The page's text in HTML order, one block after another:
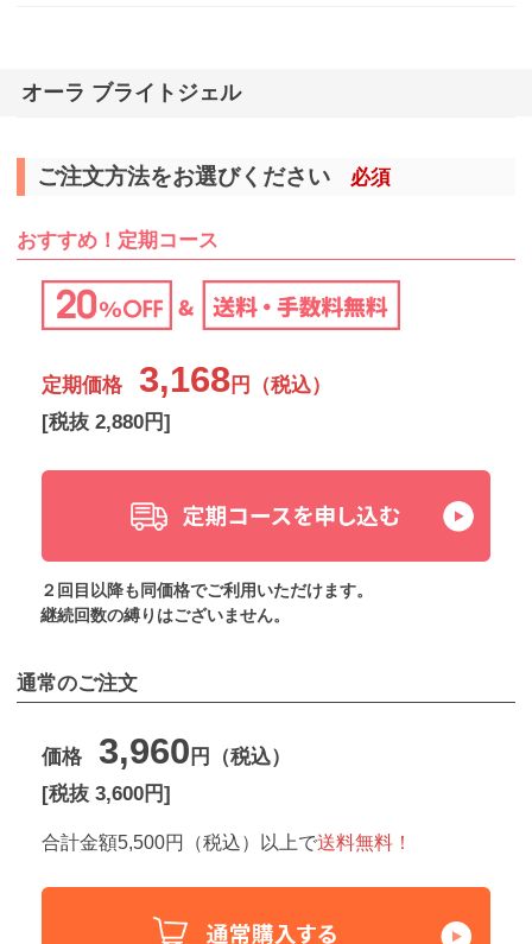
オーラ ブライトジェル
ご注文方法をお選びください 必須
おすすめ！定期コース
定期価格 3,168円（税込）
[税抜 2,880円]
２回目以降も同価格でご利用いただけます。
継続回数の縛りはございません。
通常のご注文
価格 3,960円（税込）
[税抜 3,600円]
合計金額5,500円（税込）以上で送料無料！